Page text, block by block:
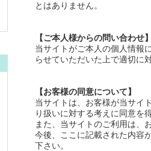
とはありません。
【ご本人様からの問い合わせ
当サイトがご本人の個人情報
らせていただいた上で適切に
【お客様の同意について】
当サイトは、お客様が当サイ
り扱いに対する考えに同意を
また、当サイトのご利用は、
今後、ここに記載された内容
下さい。